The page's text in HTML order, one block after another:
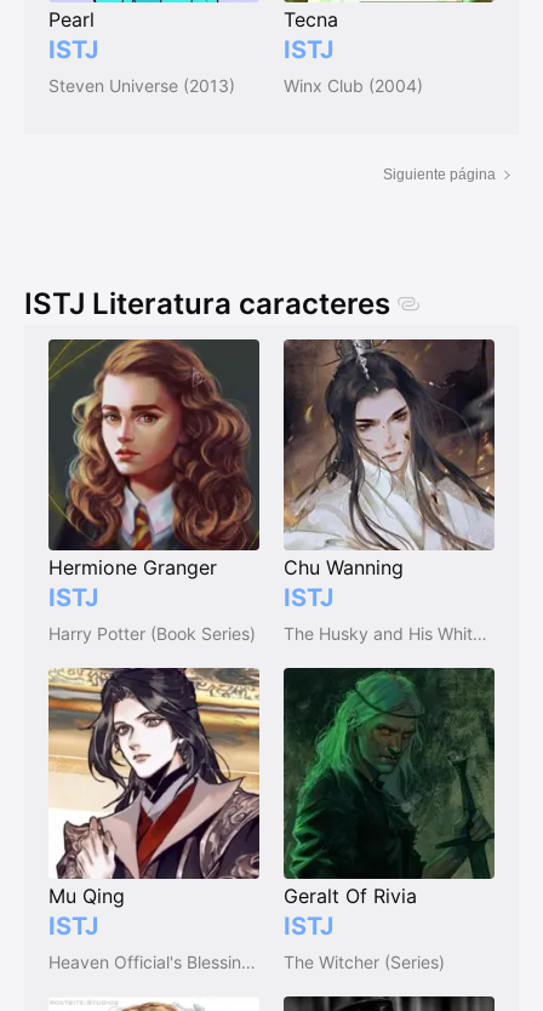
Pearl
ISTJ
Steven Universe (2013)
Tecna
ISTJ
Winx Club (2004)
Siguiente página
ISTJ Literatura caracteres
Hermione Granger
ISTJ
Harry Potter (Book Series)
Chu Wanning
ISTJ
The Husky and His White Cat Shizun
Mu Qing
ISTJ
Heaven Official's Blessing (天官赐福)
Geralt Of Rivia
ISTJ
The Witcher (Series)